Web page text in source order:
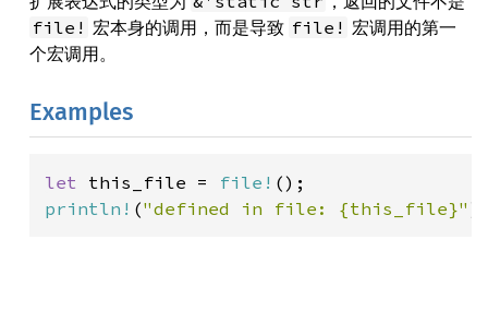
file! 宏本身的调用，而是导致 file! 宏调用的第一
个宏调用。
Examples
let this_file = file!
println! ("defined in file: {this_file}"